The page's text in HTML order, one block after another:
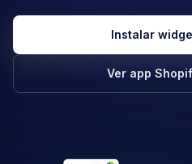
Instalar
Ver app